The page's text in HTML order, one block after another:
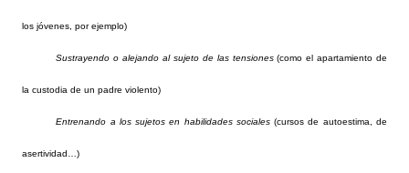
los jóvenes, por ejemplo)
Sustrayendo o alejando al sujeto de las tensiones(como el apartamiento de
la custodia de un padre violento)
Entrenando a los sujetos en habilidades sociales(cursos de autoestima, de
asertividad…)